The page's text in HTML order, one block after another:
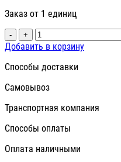
Заказ от 1 единиц
- +
Добавить в корзину
Способы доставки
Самовывоз
Транспортная компания
Способы оплаты
Оплата наличными